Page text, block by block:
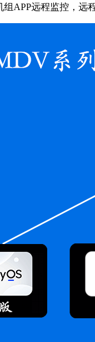
组APP远程监控，